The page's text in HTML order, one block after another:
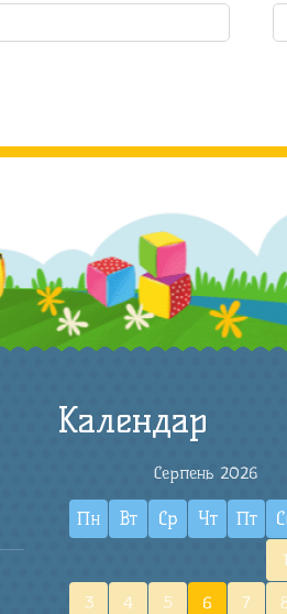
Календар
Серпень 2026
Пн Вт Ср Чт Пт
1
3 4 5 6 7